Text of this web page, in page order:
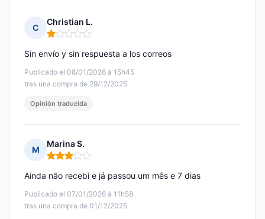
C
Christian L.
Nota: 1 de 5
Publicado el 08/01/2026 à 15h45
tras una compra de 29/12/2025
Sin envío y sin respuesta a los correos
Opinión traducida
M
Marina S.
Nota: 3 de 5
Publicado el 07/01/2026 à 11h58
tras una compra de 01/12/2025
Ainda não recebi e já passou um mês e 7 dias